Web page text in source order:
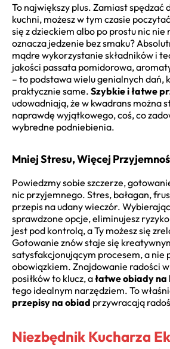
To największy plus. Zamiast spędzać
kuchni, możesz w tym czasie
się z dzieckiem albo po prostu nic nie
oznacza jedzenie bez smaku?
mądre wykorzystanie składników i
jakości passata pomidorowa,
– to podstawa wielu genialnych dań,
praktycznie same. Szybkie i łatwe
udowadniają, że w kwadrans można
naprawdę wyjątkowego, coś, co
wybredne podniebienia.
Mniej Stresu, Więcej
Powiedzmy sobie szczerze,
nic przyjemnego. Stres, bałagan,
przepis na udany wieczór.
sprawdzone opcje, eliminujesz
jest pod kontrolą, a Ty możesz się
Gotowanie znów staje się
satysfakcjonującym procesem, a nie
obowiązkiem. Znajdowanie radości
posiłków to klucz, ałatwe obiady
tego idealnym narzędziem. To
przepisy na obiad przywracają
Niezbędnik Kucharza